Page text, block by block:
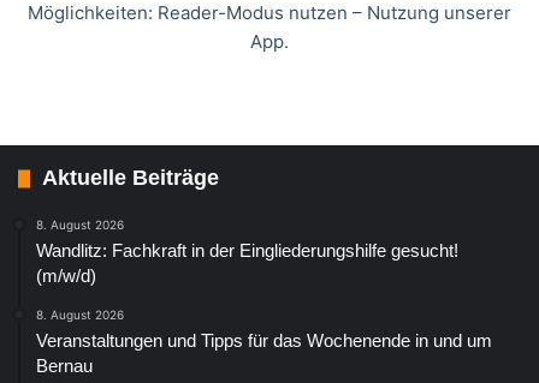
Möglichkeiten: Reader-Modus nutzen – Nutzung unserer
App.
Aktuelle Beiträge
8. August 2026
Wandlitz: Fachkraft in der Eingliederungshilfe gesucht!
(m/w/d)
8. August 2026
Veranstaltungen und Tipps für das Wochenende in und um
Bernau